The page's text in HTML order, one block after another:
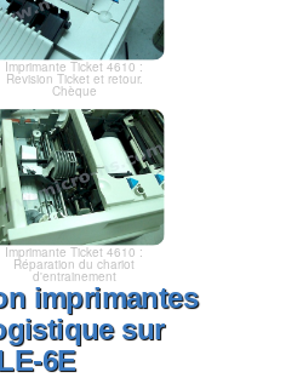
Imprimante Ticket 4610 :
Revision Ticket et retour.
Chèque
Imprimante Ticket 4610 :
Réparation du chariot
d'entrainement
imprimantes
sur
6E